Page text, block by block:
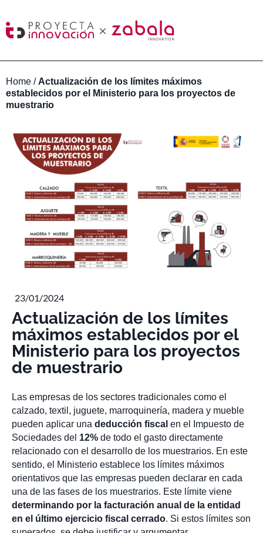
Home / Actualización de los límites máximos
establecidos por el Ministerio para los proyectos de
muestrario
23/01/2024
Actualización de los límites
máximos establecidos por el
Ministerio para los proyectos
de muestrario
Las empresas de los sectores tradicionales como el
calzado, textil, juguete, marroquinería, madera y mueble
pueden aplicar una deducción fiscal en el Impuesto de
Sociedades del 12% de todo el gasto directamente
relacionado con el desarrollo de los muestrarios. En este
sentido, el Ministerio establece los límites máximos
orientativos que las empresas pueden declarar en cada
una de las fases de los muestrarios. Este límite viene
determinando por la facturación anual de la entidad
en el último ejercicio fiscal cerrado. Si estos límites son